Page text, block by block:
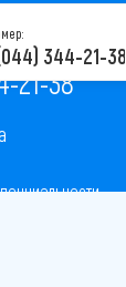
22/7, оф. 41
21-38
344-21-38